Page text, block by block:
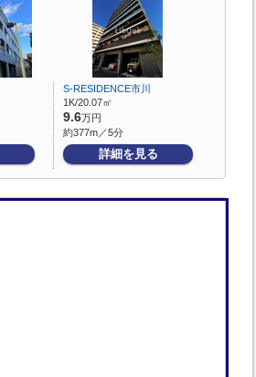
S-RESIDENCE市川
1K/20.07㎡
9.6万円
約377m／5分
詳細を見る